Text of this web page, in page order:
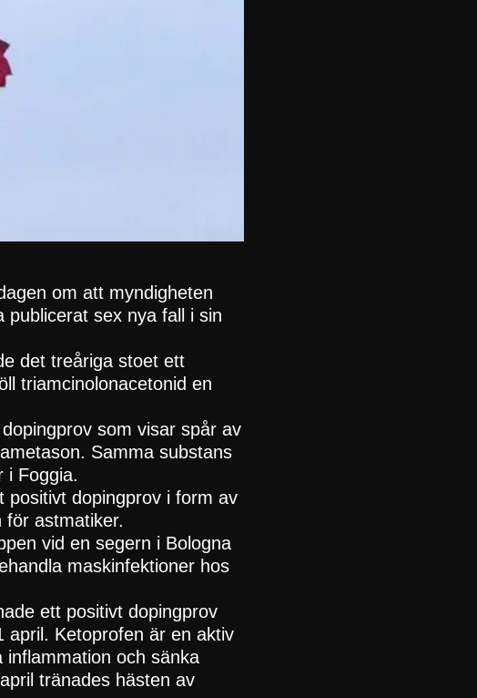
om att myndigheten
sex nya fall i sin
det treåriga stoet ett
triamcinolonacetonid en
som visar spår av
Samma substans
Foggia.
dopingprov i form av
för astmatiker.
vid en segern i Bologna
maskinfektioner hos
ett positivt dopingprov
april. Ketoprofen är en aktiv
och sänka
tränades hästen av